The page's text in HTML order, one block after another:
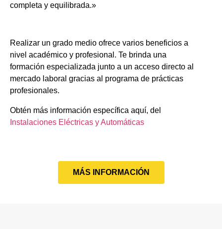
completa y equilibrada.»
Realizar un grado medio ofrece varios beneficios a
nivel académico y profesional. Te brinda una
formación especializada junto a un acceso directo al
mercado laboral gracias al programa de prácticas
profesionales.
Obtén más información específica aquí, del
Instalaciones Eléctricas y Automáticas
MÁS INFORMACIÓN